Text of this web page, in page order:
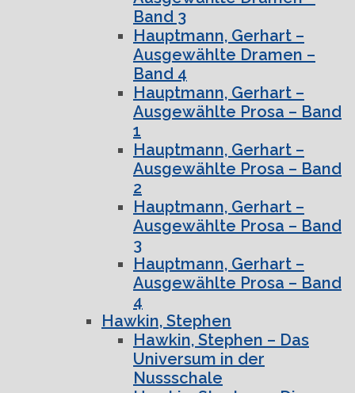
Band 3
Hauptmann, Gerhart –
Ausgewählte Dramen –
Band 4
Hauptmann, Gerhart –
Ausgewählte Prosa – Band
1
Hauptmann, Gerhart –
Ausgewählte Prosa – Band
2
Hauptmann, Gerhart –
Ausgewählte Prosa – Band
3
Hauptmann, Gerhart –
Ausgewählte Prosa – Band
4
Hawkin, Stephen
Hawkin, Stephen – Das
Universum in der
Nussschale